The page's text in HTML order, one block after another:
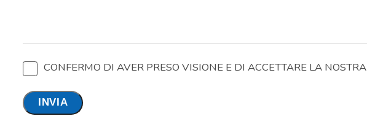
CONFERMO DI AVER PRESO VISIONE E DI ACCETTARE LA NOSTRA